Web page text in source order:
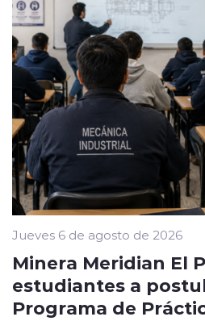
Jueves 6 de agosto de 2026
Minera Meridian El
estudiantes a
Programa de